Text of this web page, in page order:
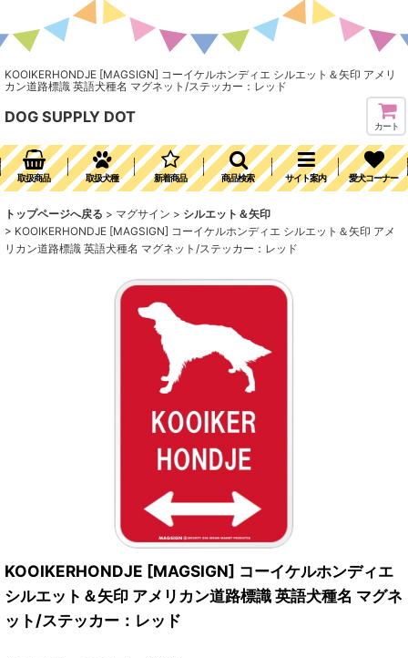
KOOIKERHONDJE [MAGSIGN] コーイケルホンディエ シルエット＆矢印 アメリ
カン道路標識 英語犬種名 マグネット/ステッカー：レッド
DOG SUPPLY DOT
カート
取扱商品 取扱犬種 新着商品 商品検索 サイト案内 愛犬コーナー
トップページへ戻る > マグサイン > シルエット＆矢印
> KOOIKERHONDJE [MAGSIGN] コーイケルホンディエ シルエット＆矢印 アメ
リカン道路標識 英語犬種名 マグネット/ステッカー：レッド
KOOIKERHONDJE [MAGSIGN] コーイケルホンディエ
シルエット＆矢印 アメリカン道路標識 英語犬種名 マグネ
ット/ステッカー：レッド